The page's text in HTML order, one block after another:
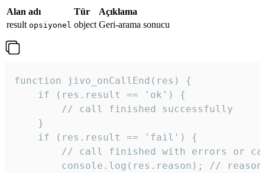
Alan adı Tür
Açıklama
result opsiyonel object Geri-arama sonucu
function jivo_onCallEnd(res) {
    if (res.result == 'ok') {
        // call finished successfully
    }
    if (res.result == 'fail') {
// call finished with errors or
console.log(res.reason); //